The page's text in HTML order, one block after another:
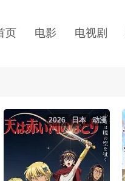
页 电影 电视剧
动漫
日本
2026